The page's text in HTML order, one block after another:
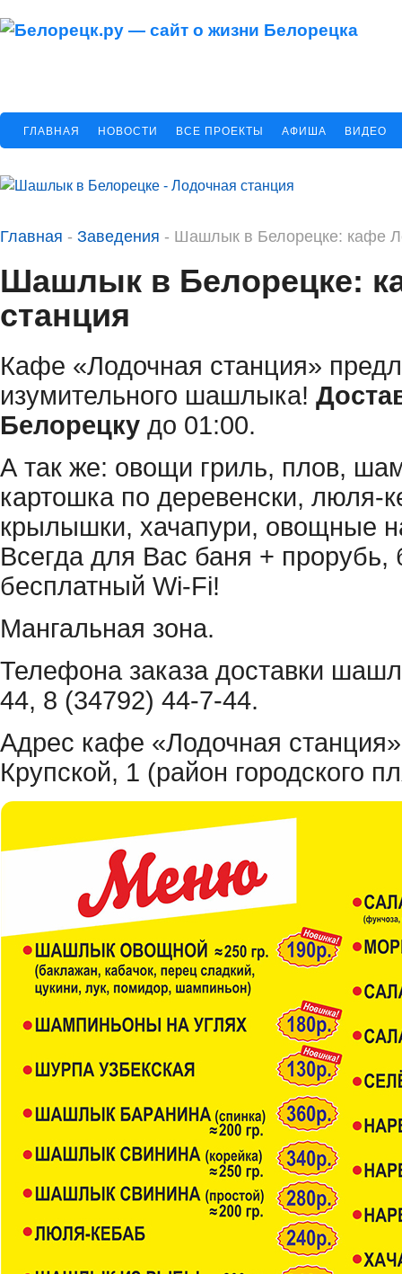
ГЛАВНАЯ НОВОСТИ ВСЕ ПРОЕКТЫ АФИША ВИДЕО
Главная - Заведения - Шашлык в Белорецке: кафе
Шашлык в Белорецке:
станция
Кафе «Лодочная станция»
изумительного шашлыка!
Белорецку до 01:00.
А так же: овощи гриль, плов,
картошка по деревенски, люля-
крылышки, хачапури, овощные
Всегда для Вас баня + прорубь,
бесплатный Wi-Fi!
Мангальная зона.
Телефона заказа доставки
44, 8 (34792) 44-7-44.
Адрес кафе «Лодочная
Крупской, 1 (район городского